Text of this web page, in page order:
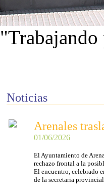
Noticias
Arenales
01/06/2026
El Ayuntamiento de
rechazo frontal a la
El encuentro, celebrado
de la secretaria